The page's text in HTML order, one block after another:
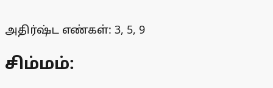
அதிர்ஷ்ட எண்கள்: 3, 5, 9
சிம்மம்: